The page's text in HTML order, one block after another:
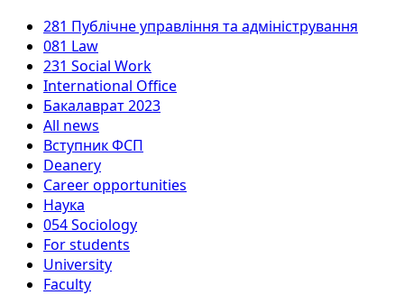
281 Публічне управління та адміністрування
081 Law
231 Social Work
International Office
Бакалаврат 2023
All news
Вступник ФСП
Deanery
Career opportunities
Наука
054 Sociology
For students
University
Faculty